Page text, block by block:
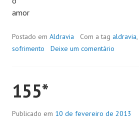
amor
Postado em Aldravia Com a tag aldravia,
sofrimento
Deixe um comentário
155*
Publicado em 10 de fevereiro de 2013